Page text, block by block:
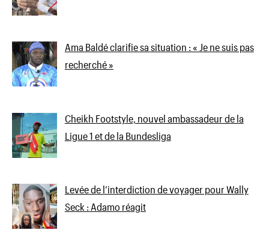
Ama Baldé clarifie sa situation : « Je ne suis pas
recherché »
Cheikh Footstyle, nouvel ambassadeur de la
Ligue 1 et de la Bundesliga
Levée de l’interdiction de voyager pour Wally
Seck : Adamo réagit